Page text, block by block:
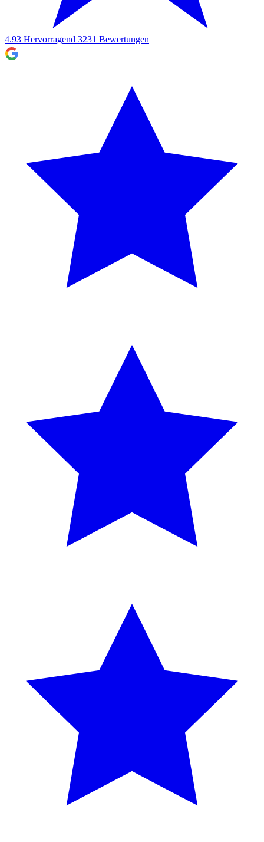
4.93 Hervorragend 3231 Bewertungen